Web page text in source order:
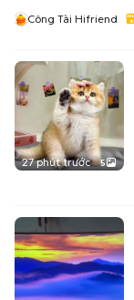
Công Tài Hifriend
27 phút trước 5